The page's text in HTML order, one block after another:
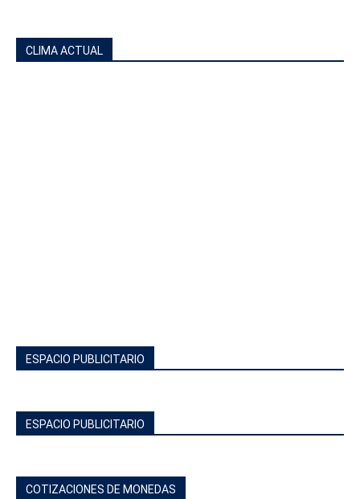
CLIMA ACTUAL
ESPACIO PUBLICITARIO
ESPACIO PUBLICITARIO
COTIZACIONES DE MONEDAS